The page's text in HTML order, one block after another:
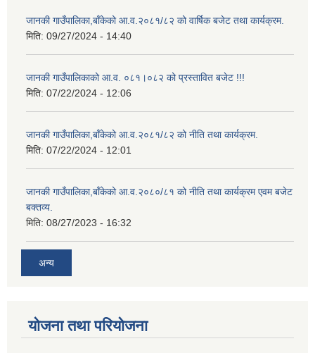
जानकी गाउँपालिका,बाँकेको आ.व.२०८१/८२ को वार्षिक बजेट तथा कार्यक्रम.
मिति: 09/27/2024 - 14:40
जानकी गाउँपालिकाको आ.व. ०८१।०८२ को प्रस्तावित बजेट !!!
मिति: 07/22/2024 - 12:06
जानकी गाउँपालिका,बाँकेको आ.व.२०८१/८२ को नीति तथा कार्यक्रम.
मिति: 07/22/2024 - 12:01
जानकी गाउँपालिका,बाँकेको आ.व.२०८०/८१ को नीति तथा कार्यक्रम एवम बजेट
बक्तव्य.
मिति: 08/27/2023 - 16:32
अन्य
योजना तथा परियोजना